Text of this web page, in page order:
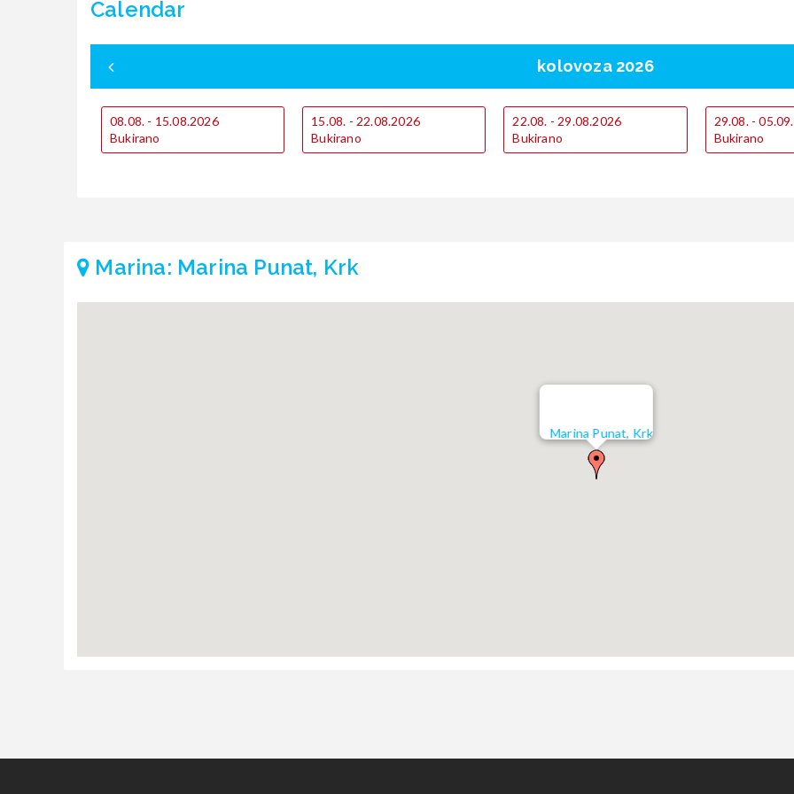
Calendar
kolovoza 2026
08.08. - 15.08.2026
Bukirano
15.08. - 22.08.2026
Bukirano
22.08. - 29.08.2026
Bukirano
29.08. -
Bukirano
Marina: Marina Punat, Krk
Marina Punat, Krk